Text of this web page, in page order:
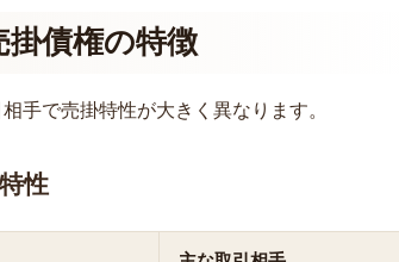
掛債権の特徴
手で売掛特性が大きく異なります。
性